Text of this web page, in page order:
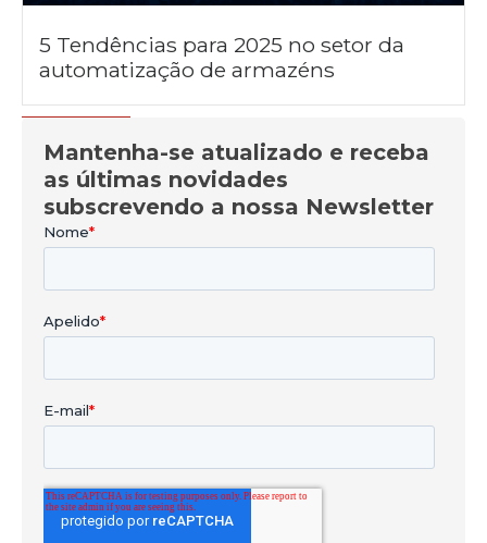
5 Tendências para 2025 no setor da
automatização de armazéns
Mantenha-se atualizado e receba
as últimas novidades
subscrevendo a nossa Newsletter